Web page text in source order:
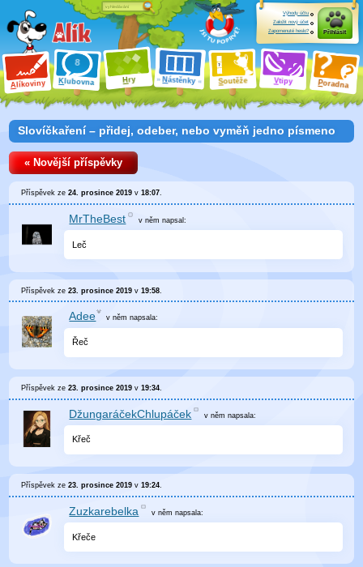
Alíkoviny Klubovna Hry Nástěnky Soutěže Vtipy Poradna
Výhody účtu
Založit nový účet
Zapomenuté heslo?
Přihlásit
Slovíčkaření – přidej, odeber, nebo vyměň jedno písmeno
« Novější příspěvky
Příspěvek ze24. prosince 2019 v18:07.
MrTheBest v němnapsal:
Leč
Příspěvek ze23. prosince 2019 v19:58
Adee v něm napsala:
Řeč
Příspěvek ze23. prosince 2019 v19:34
DžungaráčekChlupáček v němnapsala:
Křeč
Příspěvek ze23. prosince 2019 v19:24.
Zuzkarebelka v němnapsala:
Křeče